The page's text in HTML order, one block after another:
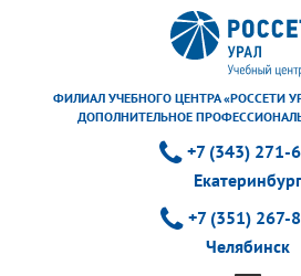
ФИЛИАЛ УЧЕБНОГО ЦЕНТРА «РОССЕТИ
ДОПОЛНИТЕЛЬНОЕ
+7 (343) 271-
Екатеринбург
+7 (351) 267-
Челябинск